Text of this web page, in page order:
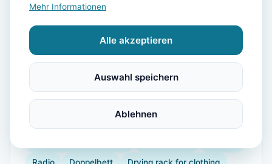
Küche Kühlschrank
Geschirrspüler Terrasse Garten Wellness
Kaffeemaschine Herdplatte Geschirr
Espressomaschine Gefrierfach
Mehr Informationen
Alle akzeptieren
Auswahl speichern
Ablehnen